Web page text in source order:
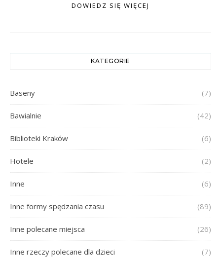
DOWIEDZ SIĘ WIĘCEJ
KATEGORIE
Baseny (7)
Bawialnie (42)
Biblioteki Kraków (6)
Hotele (2)
Inne (6)
Inne formy spędzania czasu (89)
Inne polecane miejsca (26)
Inne rzeczy polecane dla dzieci (7)